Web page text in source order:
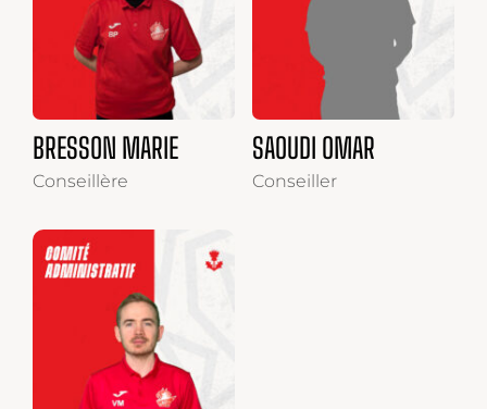
BRESSON MARIE
Conseillère
SAOUDI OMAR
Conseiller